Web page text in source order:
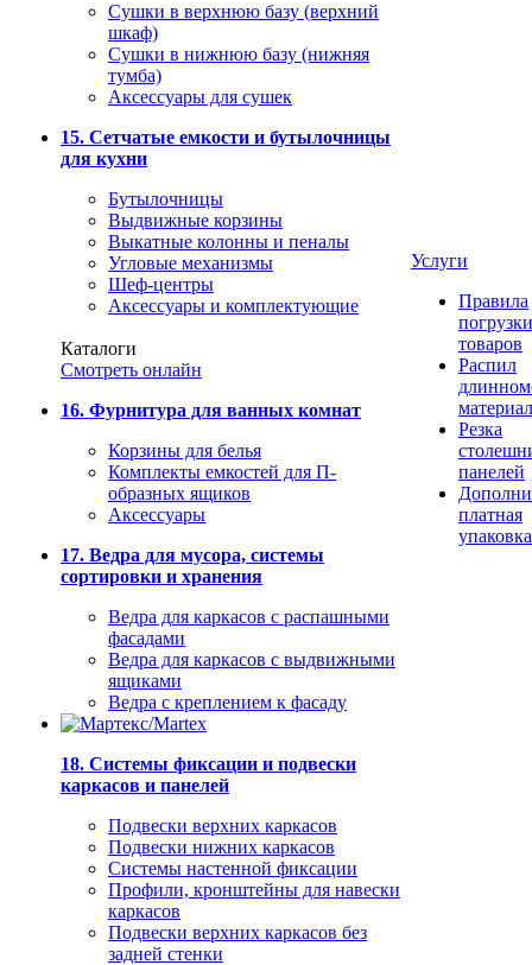
Сушки в верхнюю базу (верхний
шкаф)
Сушки в нижнюю базу (нижняя
тумба)
Аксессуары для сушек
15. Сетчатые емкости и бутылочницы
для кухни
Бутылочницы
Выдвижные корзины
Выкатные колонны и пеналы
Угловые механизмы
Шеф-центры
Аксессуары и комплектующие
Каталоги
Смотреть онлайн
16. Фурнитура для ванных комнат
Корзины для белья
Комплекты емкостей для П-
образных ящиков
Аксессуары
17. Ведра для мусора, системы
сортировки и хранения
Ведра для каркасов с распашными
фасадами
Ведра для каркасов с выдвижными
ящиками
Ведра с креплением к фасаду
18. Системы фиксации и подвески
каркасов и панелей
Подвески верхних каркасов
Подвески нижних каркасов
Системы настенной фиксации
Профили, кронштейны для навески
каркасов
Подвески верхних каркасов без
задней стенки
Услуги
Правила
погрузки
товаров
Распил
Резка
панелей
платная
упаковка